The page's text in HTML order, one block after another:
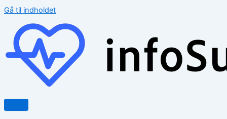
Gå til indholdet